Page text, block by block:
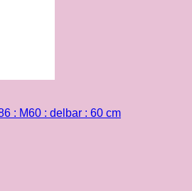
: M60 : delbar : 60 cm